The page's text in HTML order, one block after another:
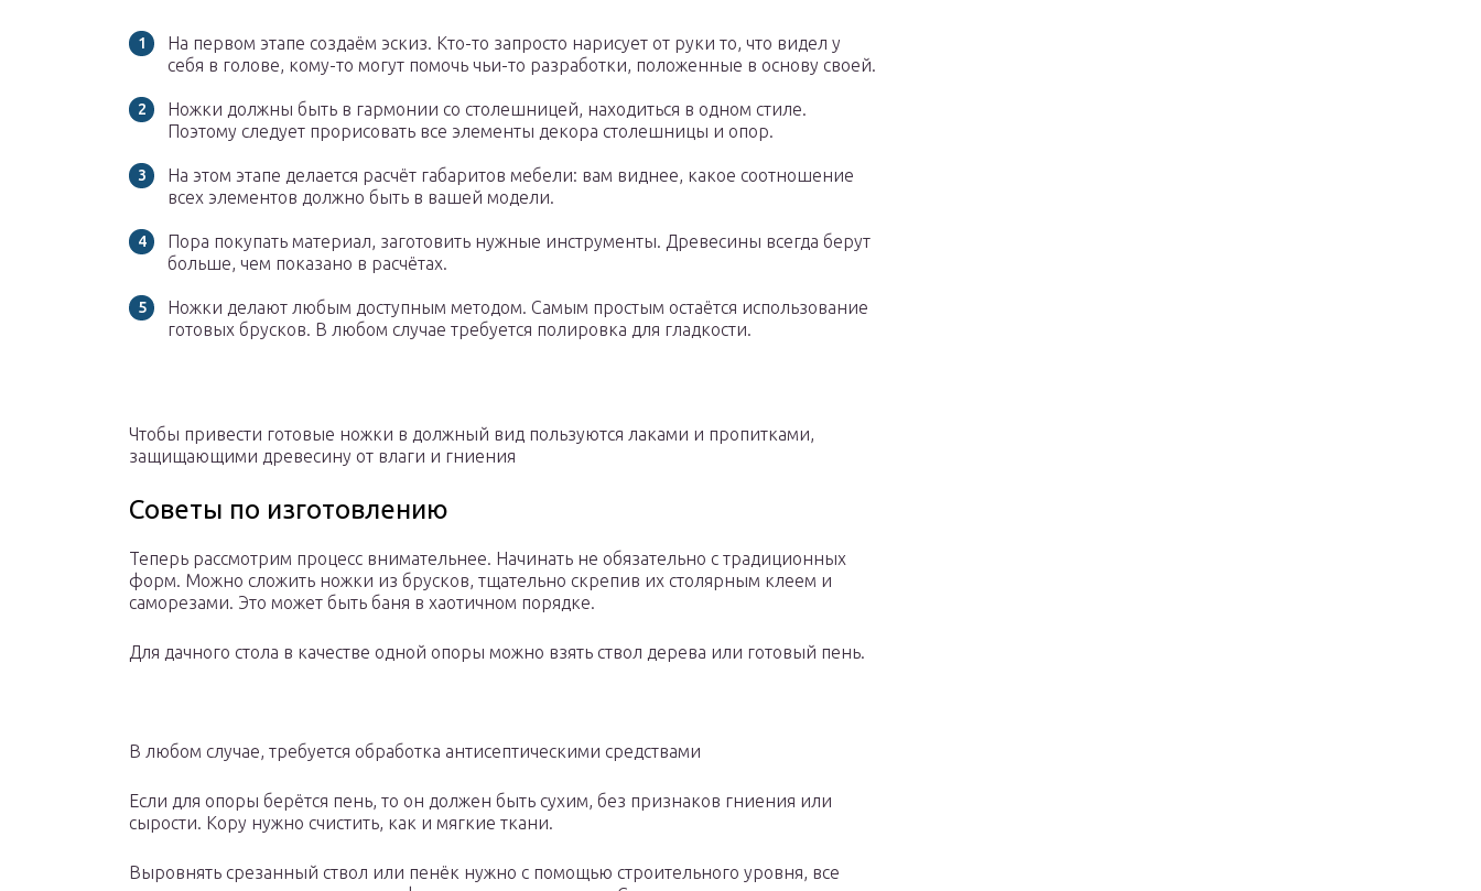
На первом этапе создаём эскиз. Кто-то запросто нарисует от руки то, что видел у
себя в голове, кому-то могут помочь чьи-то разработки, положенные в основу своей.
Ножки должны быть в гармонии со столешницей, находиться в одном стиле.
Поэтому следует прорисовать все элементы декора столешницы и опор.
На этом этапе делается расчёт габаритов мебели: вам виднее, какое соотношение
всех элементов должно быть в вашей модели.
Пора покупать материал, заготовить нужные инструменты. Древесины всегда берут
больше, чем показано в расчётах.
Ножки делают любым доступным методом. Самым простым остаётся использование
готовых брусков. В любом случае требуется полировка для гладкости.
Чтобы привести готовые ножки в должный вид пользуются лаками и пропитками,
защищающими древесину от влаги и гниения
Советы по изготовлению
Теперь рассмотрим процесс внимательнее. Начинать не обязательно с традиционных
форм. Можно сложить ножки из брусков, тщательно скрепив их столярным клеем и
саморезами. Это может быть баня в хаотичном порядке.
Для дачного стола в качестве одной опоры можно взять ствол дерева или готовый пень.
В любом случае, требуется обработка антисептическими средствами
Если для опоры берётся пень, то он должен быть сухим, без признаков гниения или
сырости. Кору нужно счистить, как и мягкие ткани.
Выровнять срезанный ствол или пенёк нужно с помощью строительного уровня, все